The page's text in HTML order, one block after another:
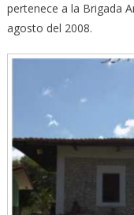
pertenece a la Brigada
agosto del 2008.